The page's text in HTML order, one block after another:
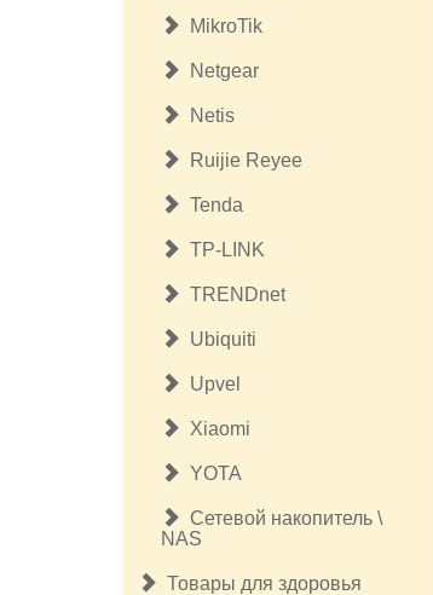
MikroTik
Netgear
Netis
Ruijie Reyee
Tenda
TP-LINK
TRENDnet
Ubiquiti
Upvel
Xiaomi
YOTA
Сетевой накопитель \
NAS
Товары для здоровья